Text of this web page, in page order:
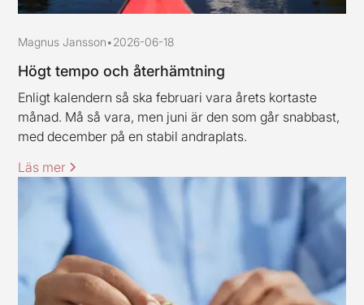
Magnus Jansson•2026-06-18
Högt tempo och återhämtning
Enligt kalendern så ska februari vara årets kortaste
månad. Må så vara, men juni är den som går snabbast,
med december på en stabil andraplats.
Läs mer